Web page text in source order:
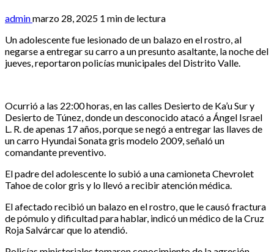
adminmarzo 28, 2025 1 min de lectura
Un adolescente fue lesionado de un balazo en el rostro, al
negarse a entregar su carro a un presunto asaltante, la noche del
jueves, reportaron policías municipales del Distrito Valle.
Ocurrió a las 22:00 horas, en las calles Desierto de Ka’u Sur y
Desierto de Túnez, donde un desconocido atacó a Ángel Israel
L. R. de apenas 17 años, porque se negó a entregar las llaves de
un carro Hyundai Sonata gris modelo 2009, señaló un
comandante preventivo.
El padre del adolescente lo subió a una camioneta Chevrolet
Tahoe de color gris y lo llevó a recibir atención médica.
El afectado recibió un balazo en el rostro, que le causó fractura
de pómulo y dificultad para hablar, indicó un médico de la Cruz
Roja Salvárcar que lo atendió.